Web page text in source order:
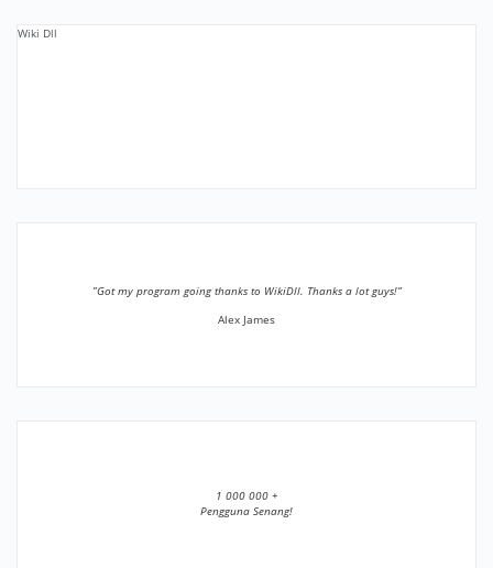
Wiki Dll
”Got my program going thanks to WikiDll. Thanks a lot guys!”
Alex James
1 000 000 +
Pengguna Senang!